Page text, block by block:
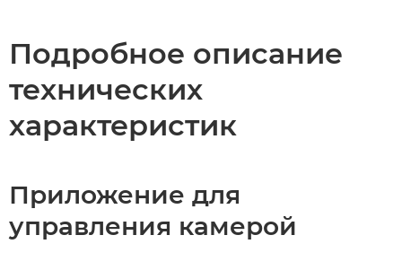
Подробное описание
технических
характеристик
Приложение для
управления камерой